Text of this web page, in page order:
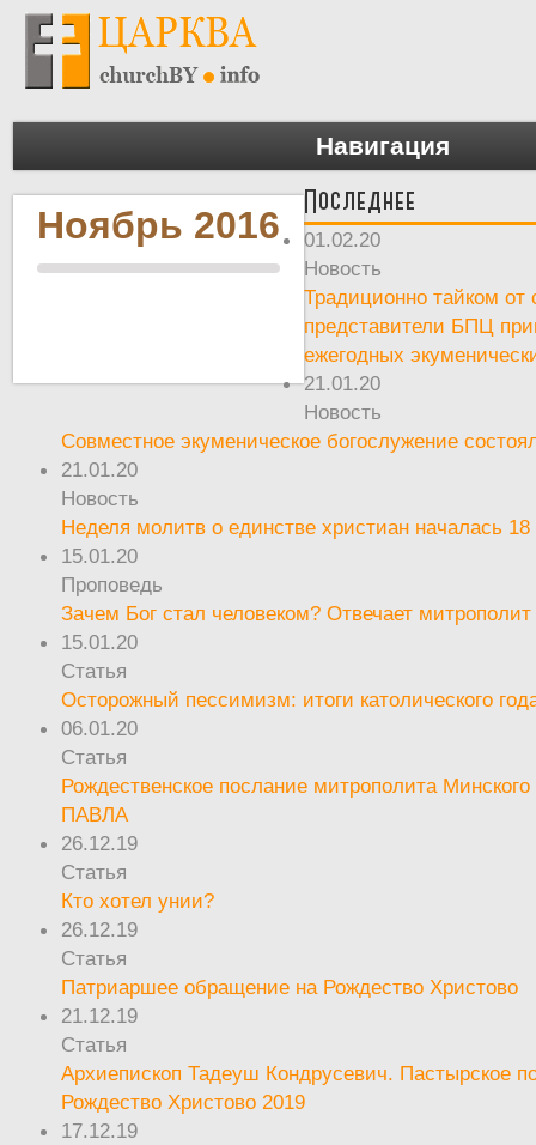
Навигация
Ноябрь 2016
Последнее
01.02.20
Новость
Традиционно тайком от
представители БПЦ
ежегодных
21.01.20
Новость
Совместное экуменическое богослужение
21.01.20
Новость
Неделя молитв о единстве христиан началась 18
15.01.20
Проповедь
Зачем Бог стал человеком? Отвечает
15.01.20
Статья
Осторожный пессимизм: итоги католического
06.01.20
Статья
Рождественское послание митрополита Минского
ПАВЛА
26.12.19
Статья
Кто хотел унии?
26.12.19
Статья
Патриаршее обращение на Рождество Христово
21.12.19
Статья
Архиепископ Тадеуш Кондрусевич. Пастырское
Рождество Христово 2019
17.12.19